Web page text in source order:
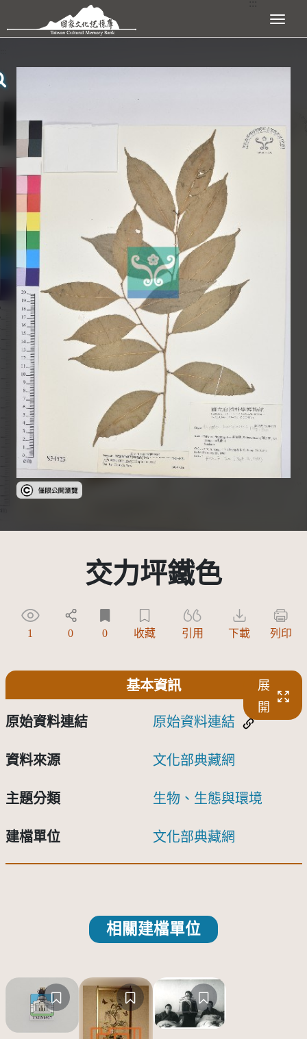
跳到主要內容區塊 展開選單
受著作權法保護-僅限於本平台有限度公開瀏覽
交力坪鐵色
1 0 0 收藏 引用 下載 列印
基本資訊
展
開
原始資料連結 原始資料連結
資料來源 文化部典藏網
主題分類 生物、生態與環境
建檔單位 文化部典藏網
相關建檔單位